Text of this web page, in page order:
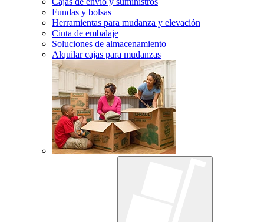
Fundas y bolsas
Herramientas para mudanza y elevación
Cinta de embalaje
Soluciones de almacenamiento
Alquilar cajas para mudanzas